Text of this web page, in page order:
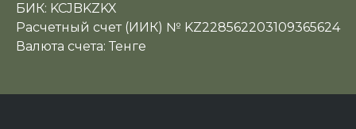
БИК: KCJBKZKX
Расчетный счет (ИИК) № KZ228562203109365624
Валюта счета: Тенге